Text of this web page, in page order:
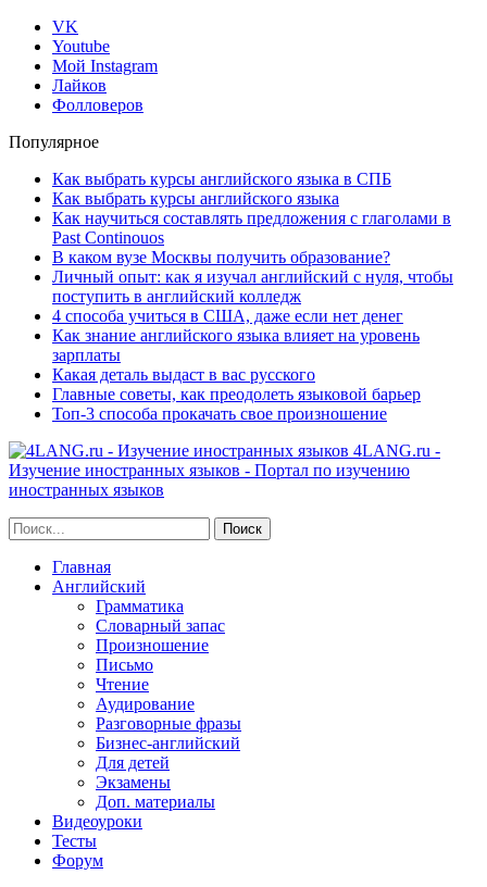
VK
Youtube
Мой Instagram
Лайков
Фолловеров
Популярное
Как выбрать курсы английского языка в СПБ
Как выбрать курсы английского языка
Как научиться составлять предложения с глаголами в
Past Continouos
В каком вузе Москвы получить образование?
Личный опыт: как я изучал английский с нуля, чтобы
поступить в английский колледж
4 способа учиться в США, даже если нет денег
Как знание английского языка влияет на уровень
зарплаты
Какая деталь выдаст в вас русского
Главные советы, как преодолеть языковой барьер
Топ-3 способа прокачать свое произношение
4LANG.ru -
Изучение иностранных языков - Портал по изучению
иностранных языков
Главная
Английский
Грамматика
Словарный запас
Произношение
Письмо
Чтение
Аудирование
Разговорные фразы
Бизнес-английский
Для детей
Экзамены
Доп. материалы
Видеоуроки
Тесты
Форум